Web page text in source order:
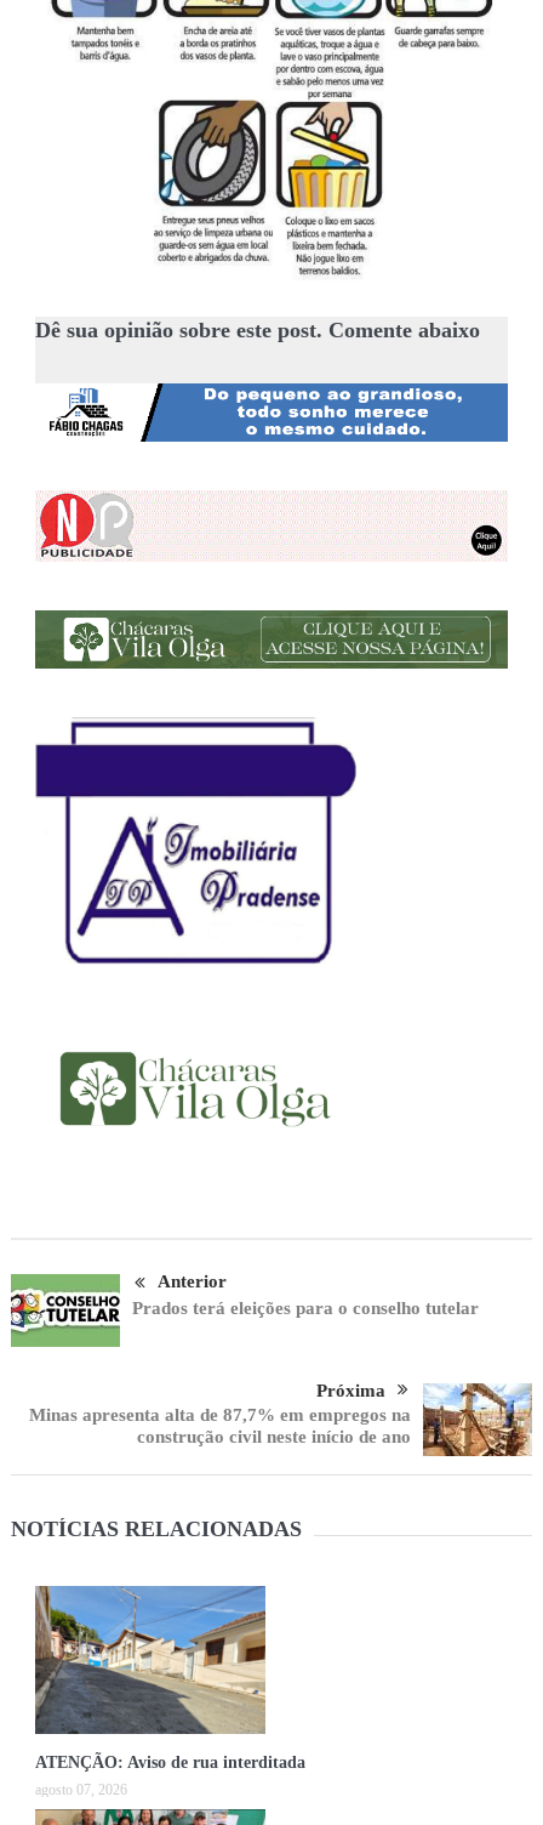
Dê sua opinião sobre este post. Comente abaixo
Anterior
Prados terá eleições para o conselho tutelar
Próxima
Minas apresenta alta de 87,7% em empregos na
construção civil neste início de ano
NOTÍCIAS RELACIONADAS
ATENÇÃO: Aviso de rua interditada
agosto 07, 2026